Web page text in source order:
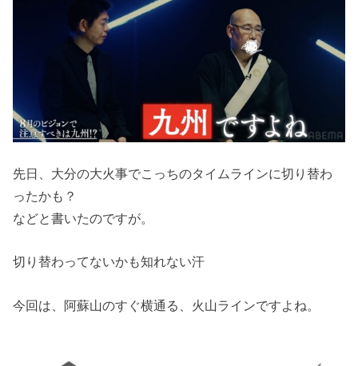
先日、大分の大火事でこっちのタイムラインに切り替わ
ったかも？
などと書いたのですが。
切り替わってないかも知れない汗
今回は、阿蘇山のすぐ横通る、火山ラインですよね。